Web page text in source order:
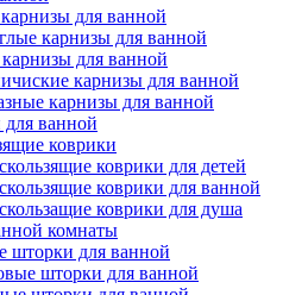
для ванной
карнизы для ванной
для ванной
карнизы для ванной
карнизы для ванной
ванной
коврики
коврики для детей
коврики для ванной
коврики для душа
комнаты
шторки для ванной
шторки для ванной